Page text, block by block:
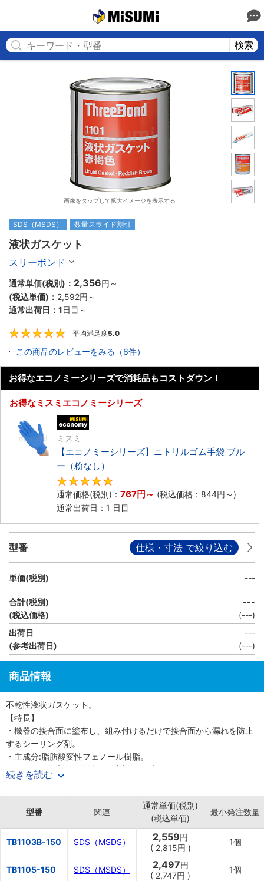
検索
画像をタップして拡大イメージを表示する
SDS（MSDS） 数量スライド割引
液状ガスケット
スリーボンド
通常単価(税別)： 2,356円 ～
(税込単価)： 2,592円 ～
通常出荷日： 1日目～
平均満足度5.0
この商品のレビューをみる（6件）
お得なエコノミーシリーズで消耗品もコストダウン！
お得なミスミエコノミーシリーズ
ミスミ
【エコノミーシリーズ】ニトリルゴム手袋 ブル
ー（粉なし）
通常価格(税別)： 767円 ～ (税込価格： 844円 ～)
通常出荷日：1 日目
型番 仕様・寸法 で絞り込む
単価(税別) ---
合計(税別)
(税込価格)
---
(---)
出荷日
(参考出荷日)
---
(---)
商品情報
不乾性液状ガスケット。
【特長】
・機器の接合面に塗布し、組み付けるだけで接合面から漏れを防止
するシーリング剤。
・主​成​分​:​脂​肪​酸​変​性​フ​ェ​ノ​ー​ル​樹​脂。
・ペ​ー​ス​ト​状​永​久​不​乾​性​の​無​溶​剤​タ​イ​プ​。
【用途】
・造船、造機、車輌、農機、電力、鉄鋼、紡績、石油等産業界のあ
らゆる生産部門、設備工場に最適。
・​取​り​外​し​が​反​復​し​て​行​わ​れ​る​よ​う​な​場​所​の​接​合​面​に​最適。
続きを読む
型番 関連
通常単価(税別)
(税込単価)
最小発注数量
TB1103B-150 SDS（MSDS） 2,559円
( 2,815円 )
1個
TB1105-150 SDS（MSDS） 2,497円
( 2,747円 )
1個